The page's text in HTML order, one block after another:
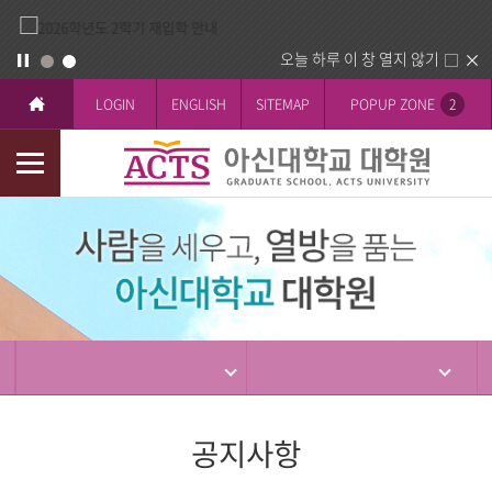
오늘 하루 이 창 열지 않기
LOGIN ENGLISH SITEMAP POPUP ZONE 2
모
바
공지사항